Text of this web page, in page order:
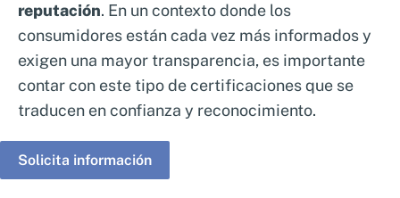
reputación. En un contexto donde los
consumidores están cada vez más informados y
exigen una mayor transparencia, es importante
contar con este tipo de certificaciones que se
traducen en confianza y reconocimiento.
Solicita información